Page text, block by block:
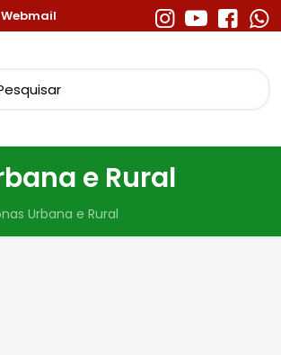
Webmail
e Rural
Urbana e Rural